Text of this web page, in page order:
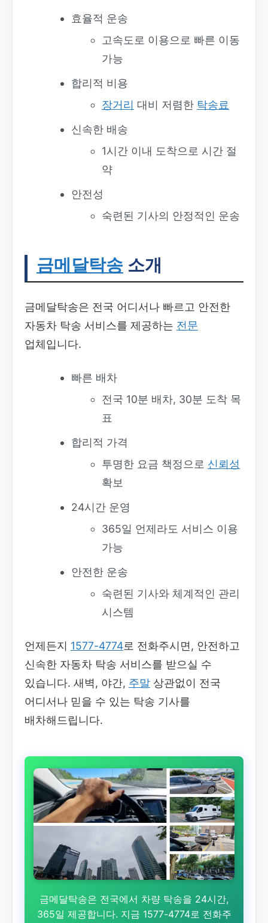
효율적 운송
고속도로 이용으로 빠른 이동
가능
합리적 비용
장거리 대비 저렴한 탁송료
신속한 배송
1시간 이내 도착으로 시간 절
약
안전성
숙련된 기사의 안정적인 운송
금메달탁송 소개
금메달탁송은 전국 어디서나 빠르고 안전한
자동차 탁송 서비스를 제공하는 전문
업체입니다.
빠른 배차
전국 10분 배차, 30분 도착 목
표
합리적 가격
투명한 요금 책정으로 신뢰성
확보
24시간 운영
365일 언제라도 서비스 이용
가능
안전한 운송
숙련된 기사와 체계적인 관리
시스템
언제든지 1577-4774로 전화주시면, 안전하고
신속한 자동차 탁송 서비스를 받으실 수
있습니다. 새벽, 야간, 주말 상관없이 전국
어디서나 믿을 수 있는 탁송 기사를
배차해드립니다.
금메달탁송은 전국에서 차량 탁송을 24시간,
365일 제공합니다. 지금 1577-4774로 전화주